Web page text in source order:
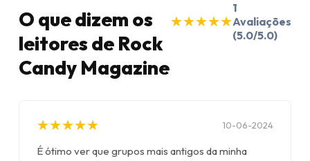
O que dizem os
leitores de Rock
Candy Magazine
★
★★
★★
★★
★★
★
1
Avaliações
(5.0/5.0)
★
★★
★★
★★
★★
★ 10-06-2024
É ótimo ver que grupos mais antigos da minha